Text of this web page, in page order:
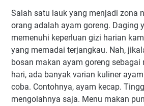
Salah satu lauk yang menjadi zona
orang adalah ayam goreng. Daging
memenuhi keperluan gizi harian
yang memadai terjangkau. Nah,
bosan makan ayam goreng sebagai
hari, ada banyak varian kuliner
coba. Contohnya, ayam kecap.
mengolahnya saja. Menu makan